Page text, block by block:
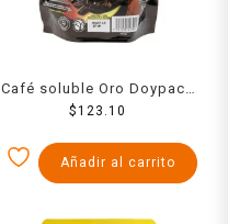
Café soluble Oro Doypack
175 g
$123.10
Añadir al carrito